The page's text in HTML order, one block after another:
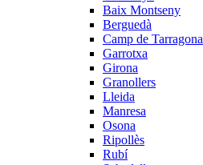
Baix Montseny
Berguedà
Camp de Tarragona
Garrotxa
Girona
Granollers
Lleida
Manresa
Osona
Ripollès
Rubí